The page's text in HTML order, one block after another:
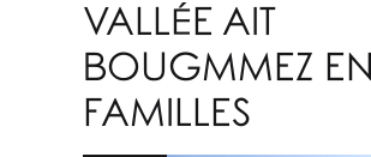
VALLÉE AIT
BOUGMMEZ EN
FAMILLES